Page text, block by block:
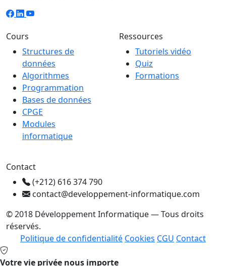
Cours
Structures de
données
Algorithmes
Programmation
Bases de données
CPGE
Modules
informatique
Ressources
Tutoriels vidéo
Quiz
Formations
Contact
(+212) 616 374 790
contact@developpement-informatique.com
© 2018 Développement Informatique — Tous droits
réservés.
Politique de confidentialité Cookies CGU Contact
Votre vie privée nous importe